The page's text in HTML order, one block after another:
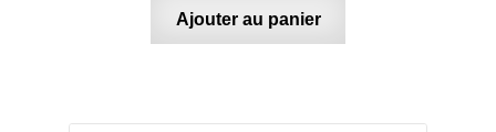
Ajouter au panier